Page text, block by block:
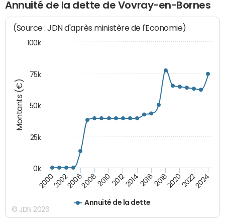
Annuité de la dette de Vovray-en-Bornes
Montants (€)
(Source : JDN d'après ministère de l'Economie)
Annuité de la dette
200020022006200820102012201420162018202020222024
0k
100k
25k
50k
75k
© JDN 2026